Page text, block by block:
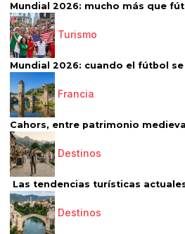
Mundial 2026: mucho más que
Turismo
Mundial 2026: cuando el fútbol
Francia
Cahors, entre patrimonio
Destinos
Las tendencias turísticas
Destinos